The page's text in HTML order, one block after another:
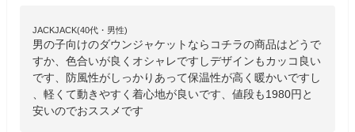
JACKJACK(40代・男性)
男の子向けのダウンジャケットならコチラの商品はどうで
すか、色合いが良くオシャレですしデザインもカッコ良い
です、防風性がしっかりあって保温性が高く暖かいですし
、軽くて動きやすく着心地が良いです、値段も1980円と
安いのでおススメです